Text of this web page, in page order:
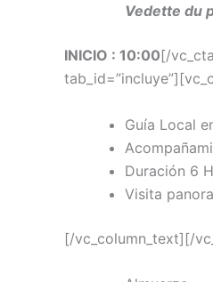
Vedette du
INICIO : 10:00[/
Guía Local
Duración 6
Visita
[/vc_column_text][/